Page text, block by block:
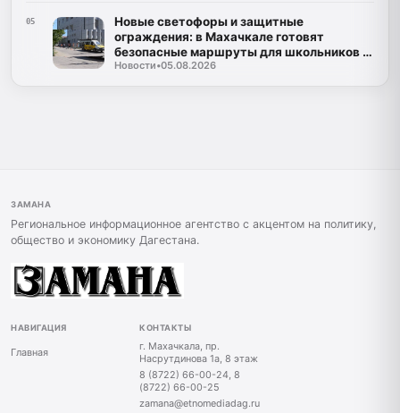
05
Новые светофоры и защитные
ограждения: в Махачкале готовят
безопасные маршруты для школьников к
1 сентября
Новости•05.08.2026
ЗАМАНА
Региональное информационное агентство с акцентом на политику,
общество и экономику Дагестана.
НАВИГАЦИЯ
Главная
КОНТАКТЫ
г. Махачкала, пр.
Насрутдинова 1а, 8 этаж
8 (8722) 66-00-24, 8
(8722) 66-00-25
zamana@etnomediadag.ru